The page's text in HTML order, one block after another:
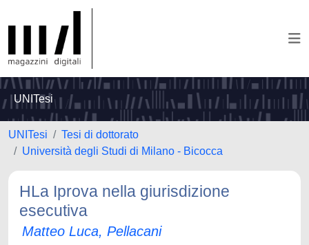
UNITesi
UNITesi
Tesi di dottorato
Università degli Studi di Milano - Bicocca
HLa Iprova nella giurisdizione
esecutiva
Matteo Luca, Pellacani